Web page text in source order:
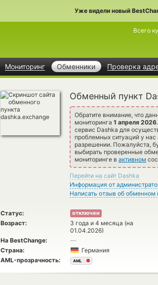
Уже видели новый
Мониторинг Обменники Проверка
Всего
Обменный пункт
Обратите внимание, что
мониторинга 1 апреля 2026
сервис Dashka для
проблемных ситуаций у нас
разрешении. Пожалуйста,
выбирать проверенные
мониторинге в активном
Перейти на сайт Dashka
Информация от
Написать отзыв об обменном
Статус: отключен
Возраст:
3 года и 4 месяца (на
01.04.2026)
На BestChange: —
Страна:
Германия
AML-прозрачность:
AML